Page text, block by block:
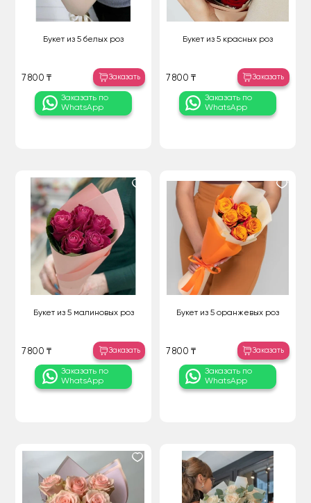
Букет из 5 белых роз
7 800 ₸ Заказать
Заказать по
WhatsApp
Букет из 5 красных роз
7 800 ₸ Заказать
Заказать по
WhatsApp
Букет из 5 малиновых роз
7 800 ₸ Заказать
Заказать по
WhatsApp
Букет из 5 оранжевых роз
7 800 ₸ Заказать
Заказать по
WhatsApp